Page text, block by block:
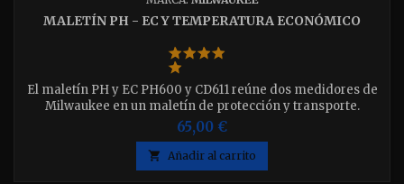
MALETÍN PH - EC Y TEMPERATURA ECONÓMICO
El maletín PH y EC PH600 y CD611 reúne dos medidores de
Milwaukee en un maletín de protección y transporte.
65,00 €
 Añadir al carrito